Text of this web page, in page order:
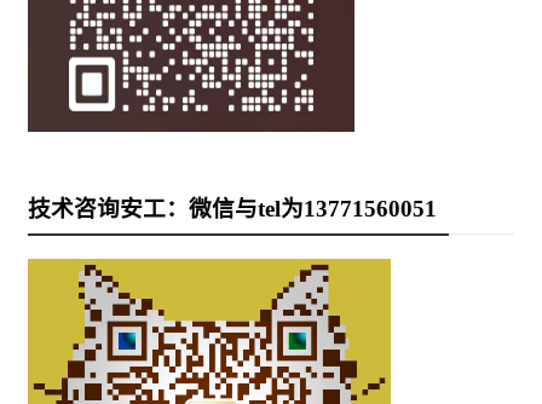
技术咨询安工：微信与tel为13771560051